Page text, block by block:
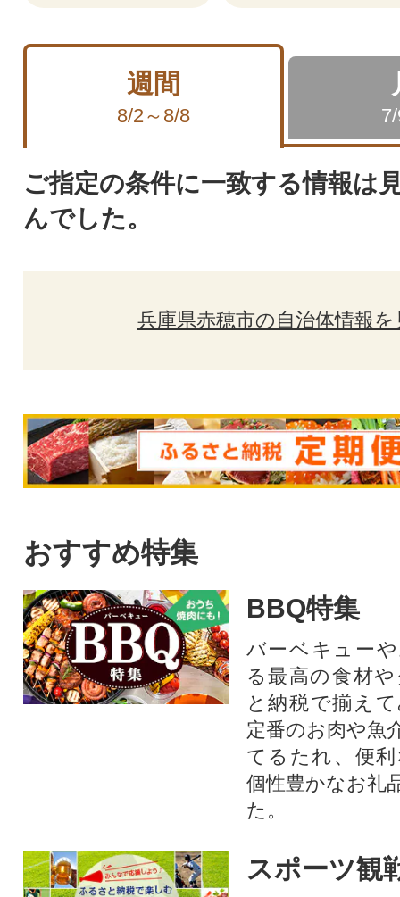
週間
8/2～8/8
ご指定の条件に一致する情報は
んでした。
兵庫県赤穂市の自治体情報を
おすすめ特集
BBQ特集
バーベキュー
る最高の食材
と納税で揃え
定番のお肉や魚
てるたれ、便
個性豊かなお礼
た。
スポーツ観